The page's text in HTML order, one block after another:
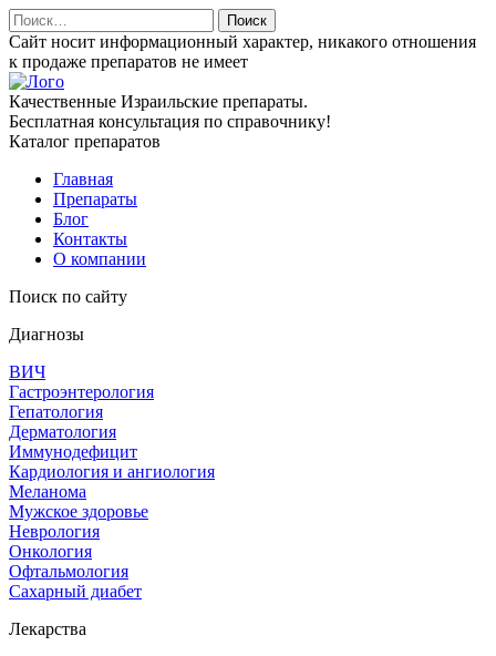
Найти:
Сайт носит информационный характер, никакого отношения
к продаже препаратов не имеет
Качественные Израильские препараты.
Бесплатная консультация по справочнику!
Каталог препаратов
Главная
Препараты
Блог
Контакты
О компании
Поиск по сайту
Диагнозы
ВИЧ
Гастроэнтерология
Гепатология
Дерматология
Иммунодефицит
Кардиология и ангиология
Меланома
Мужское здоровье
Неврология
Онкология
Офтальмология
Сахарный диабет
Лекарства